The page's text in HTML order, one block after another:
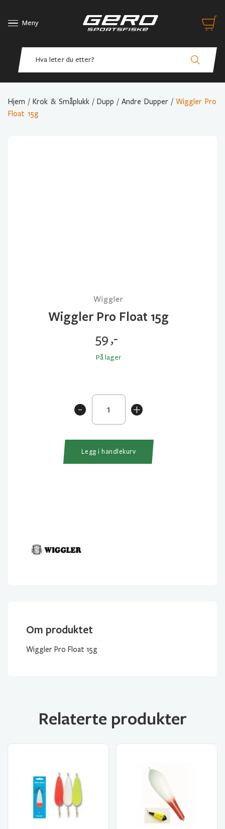
Meny
Hjem / Krok & Småplukk / Dupp / Andre Dupper / Wiggler Pro
Float 15g
Wiggler
Wiggler Pro Float 15g
59,-
På lager
+
Wiggler
Pro
Float
antall
-
Legg i handlekurv
Om produktet
Wiggler Pro Float 15g
Relaterte produkter